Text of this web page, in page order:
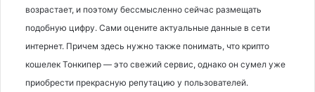
возрастает, и поэтому бессмысленно сейчас размещать
подобную цифру. Сами оцените актуальные данные в сети
интернет. Причем здесь нужно также понимать, что крипто
кошелек Тонкипер — это свежий сервис, однако он сумел уже
приобрести прекрасную репутацию у пользователей.